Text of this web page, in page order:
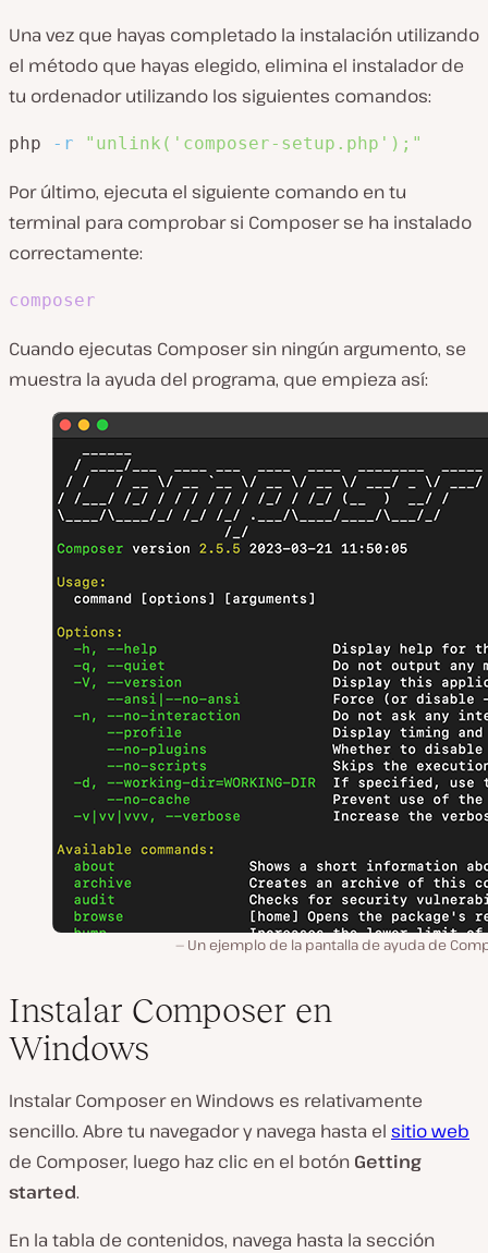
Una vez que hayas completado la instalación utilizando
el método que hayas elegido, elimina el instalador de
tu ordenador utilizando los siguientes comandos:
php -r "unlink('composer-setup.php');"
Por último, ejecuta el siguiente comando en tu
terminal para comprobar si Composer se ha instalado
correctamente:
composer
Cuando ejecutas Composer sin ningún argumento, se
muestra la ayuda del programa, que empieza así:
Un ejemplo de la pantalla de ayuda de
Instalar Composer en
Windows
Instalar Composer en Windows es relativamente
sencillo. Abre tu navegador y navega hasta el sitio web
de Composer, luego haz clic en el botón Getting
started.
En la tabla de contenidos, navega hasta la sección